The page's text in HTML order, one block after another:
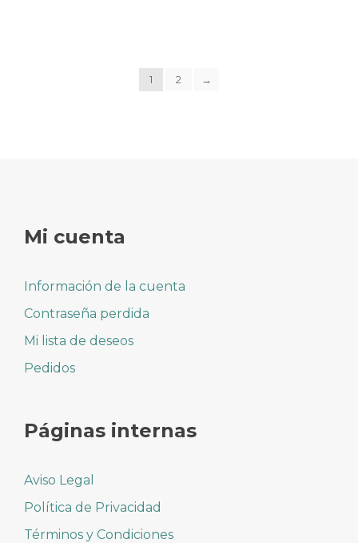
1 2 →
Mi cuenta
Información de la cuenta
Contraseña perdida
Mi lista de deseos
Pedidos
Páginas internas
Aviso Legal
Política de Privacidad
Términos y Condiciones